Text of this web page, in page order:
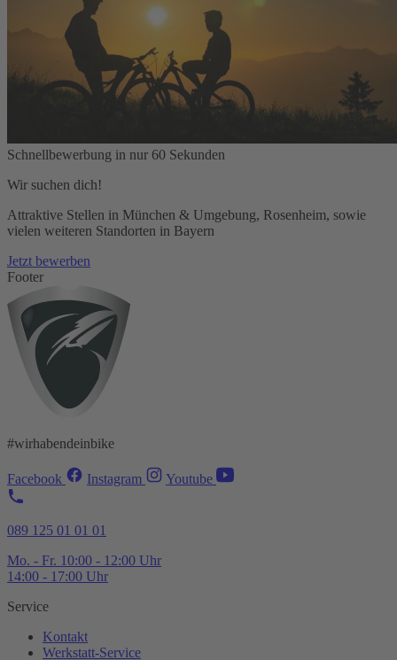
Schnellbewerbung in nur 60 Sekunden
Wir suchen dich!
Attraktive Stellen in München & Umgebung, Rosenheim, sowie
vielen weiteren Standorten in Bayern
Jetzt bewerben
Footer
#wirhabendeinbike
Facebook Instagram Youtube
089 125 01 01 01
Mo. - Fr. 10:00 - 12:00 Uhr
14:00 - 17:00 Uhr
Service
Kontakt
Werkstatt-Service